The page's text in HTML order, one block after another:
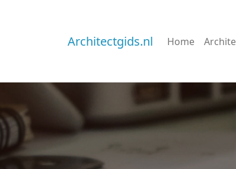
Architectgids.nl Home